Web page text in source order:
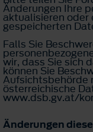
Änderungen Ihre
aktualisieren oder
gespeicherten
Falls Sie
wir, dass Sie sich
können Sie
Aufsichtsbehörde
österreichische
www.dsb.gv.at/
Änderungen